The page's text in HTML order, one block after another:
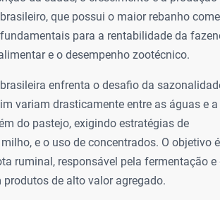
que possui o maior rebanho
para a rentabilidade da
e o desempenho zootécnico.
enfrenta o desafio da
variam drasticamente entre as águas e a
do pastejo, exigindo estratégias de
e o uso de concentrados. O objetivo
ruminal, responsável pela fermentação e
de alto valor agregado.